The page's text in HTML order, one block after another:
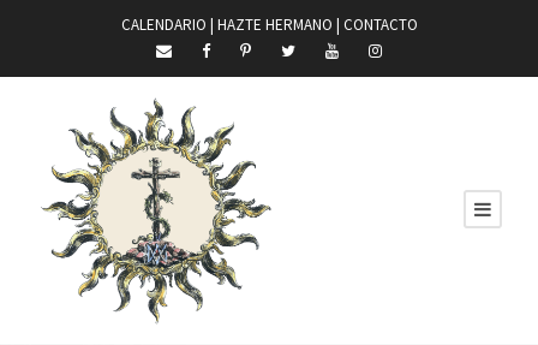
CALENDARIO | HAZTE HERMANO | CONTACTO